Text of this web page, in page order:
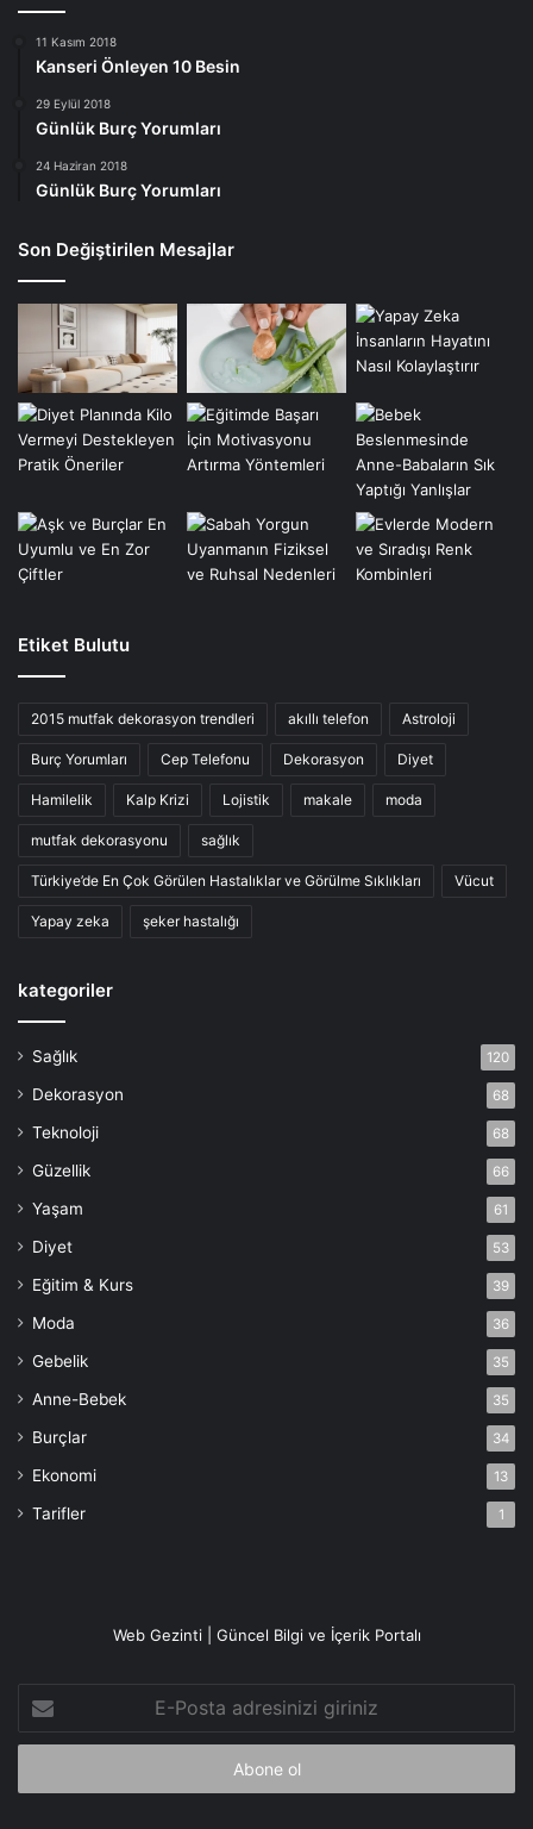
11 Kasım 2018
Kanseri Önleyen 10 Besin
29 Eylül 2018
Günlük Burç Yorumları
24 Haziran 2018
Günlük Burç Yorumları
Son Değiştirilen Mesajlar
Etiket Bulutu
2015 mutfak dekorasyon trendleri akıllı telefon Astroloji
Burç Yorumları Cep Telefonu Dekorasyon Diyet
Hamilelik Kalp Krizi Lojistik makale moda
mutfak dekorasyonu sağlık
Türkiye’de En Çok Görülen Hastalıklar ve Görülme Sıklıkları Vücut
Yapay zeka şeker hastalığı
kategoriler
Sağlık 120
Dekorasyon 68
Teknoloji 68
Güzellik 66
Yaşam 61
Diyet 53
Eğitim & Kurs 39
Moda 36
Gebelik 35
Anne-Bebek 35
Burçlar 34
Ekonomi 13
Tarifler 1
Web Gezinti | Güncel Bilgi ve İçerik Portalı
Posta
adresinizi